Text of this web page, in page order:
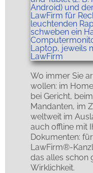
Wo immer Sie
wollen: im
bei Gericht, beim
Mandanten, im
weltweit im
auch offline mit
Dokumenten: für
LawFirm®-
das alles schon
Wirklichkeit.